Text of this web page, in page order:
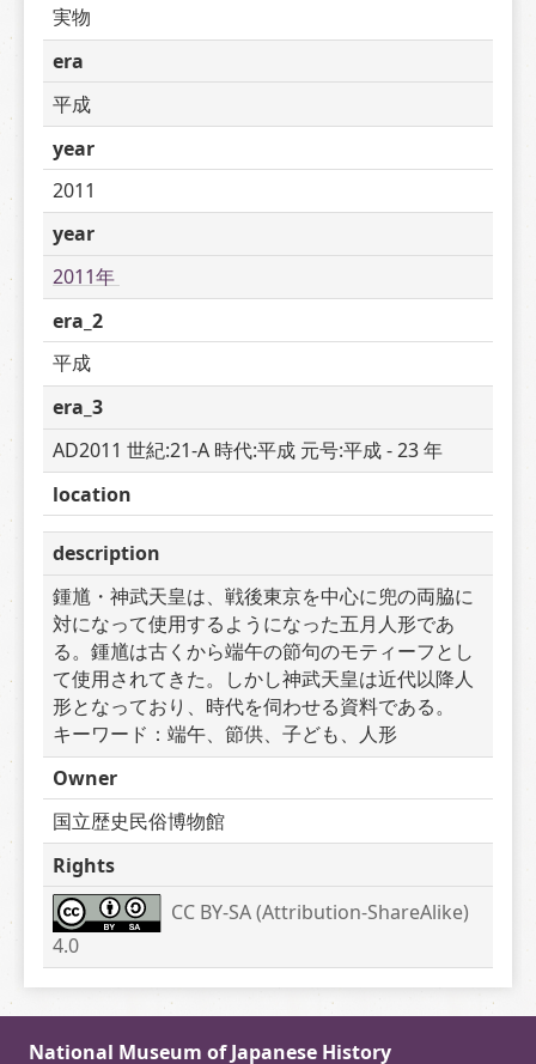
実物
era
平成
year
2011
year
2011年
era_2
平成
era_3
AD2011 世紀:21-A 時代:平成 元号:平成 - 23 年
location
description
鍾馗・神武天皇は、戦後東京を中心に兜の両脇に
対になって使用するようになった五月人形であ
る。鍾馗は古くから端午の節句のモティーフとし
て使用されてきた。しかし神武天皇は近代以降人
形となっており、時代を伺わせる資料である。
キーワード：端午、節供、子ども、人形
Owner
国立歴史民俗博物館
Rights
CC BY-SA (Attribution-ShareAlike)
4.0
National Museum of Japanese History